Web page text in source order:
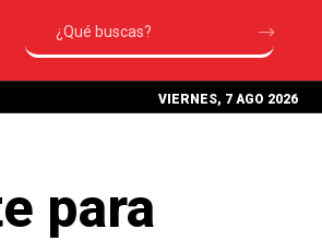
VIERNES, 7 AGO 2026
para